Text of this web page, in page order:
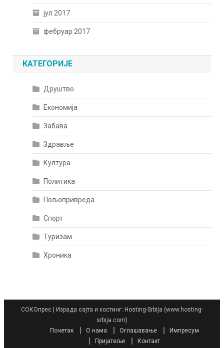
јул 2017
фебруар 2017
КАТЕГОРИЈЕ
Друштво
Економија
Забава
Здравље
Култура
Политика
Пољопривреда
Спорт
Туризам
Хроника
СОКОпрес
Израда сајта и хостинг: Hosting-Srbija (www.hosting-
srbija.com)
Почетак
О нама Оглашавање
Импресум
Пријатељи
Контакт